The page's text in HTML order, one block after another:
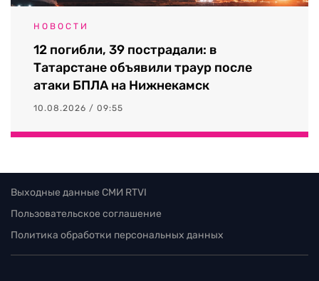
НОВОСТИ
12 погибли, 39 пострадали: в
Татарстане объявили траур после
атаки БПЛА на Нижнекамск
10.08.2026 / 09:55
Выходные данные СМИ RTVI
Пользовательское соглашение
Политика обработки персональных данных